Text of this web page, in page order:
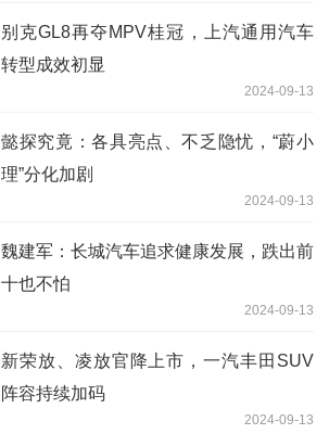
别克GL8再夺MPV桂冠，上汽通用汽车
转型成效初显
2024-09-13
懿探究竟：各具亮点、不乏隐忧，“蔚小
理”分化加剧
2024-09-13
魏建军：长城汽车追求健康发展，跌出前
十也不怕
2024-09-13
新荣放、凌放官降上市，一汽丰田SUV
阵容持续加码
2024-09-13